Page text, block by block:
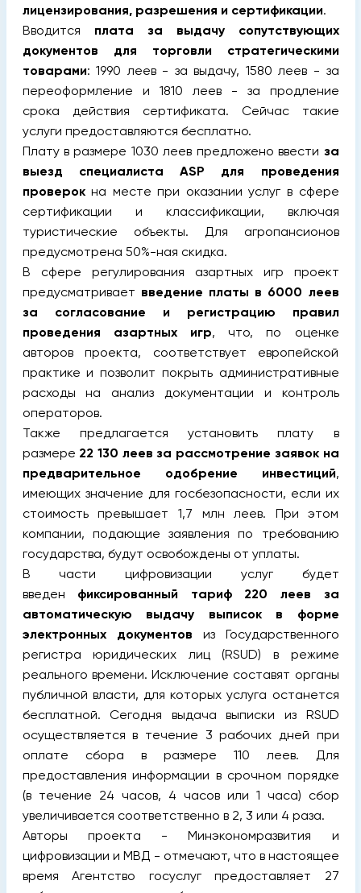
лицензирования, разрешения и сертификации.
Вводится плата за выдачу сопутствующих
документов для торговли стратегическими
товарами: 1990 леев - за выдачу, 1580 леев - за
переоформление и 1810 леев - за продление
срока действия сертификата. Сейчас такие
услуги предоставляются бесплатно.
Плату в размере 1030 леев предложено ввести за
выезд специалиста ASP для проведения
проверокна месте при оказании услуг в сфере
сертификации и классификации, включая
туристические объекты. Для агропансионов
предусмотрена 50%-ная скидка.
В сфере регулирования азартных игр проект
предусматривает введение платы в 6000 леев
за согласование и регистрацию правил
проведения азартных игр, что, по оценке
авторов проекта, соответствует европейской
практике и позволит покрыть административные
расходы на анализ документации и контроль
операторов.
Также предлагается установить плату в
размере 22 130 леев за рассмотрение заявок на
предварительное одобрение инвестиций,
имеющих значение для госбезопасности, если их
стоимость превышает 1,7 млн леев. При этом
компании, подающие заявления по требованию
государства, будут освобождены от уплаты.
В части цифровизации услуг будет
введен фиксированный тариф 220 леев за
автоматическую выдачу выписок в форме
электронных документов из Государственного
регистра юридических лиц (RSUD) в режиме
реального времени. Исключение составят органы
публичной власти, для которых услуга останется
бесплатной. Сегодня выдача выписки из RSUD
осуществляется в течение 3 рабочих дней при
оплате сбора в размере 110 леев. Для
предоставления информации в срочном порядке
(в течение 24 часов, 4 часов или 1 часа) сбор
увеличивается соответственно в 2, 3 или 4 раза.
Авторы проекта - Минэкономразвития и
цифровизации и МВД - отмечают, что в настоящее
время Агентство госуслуг предоставляет 27